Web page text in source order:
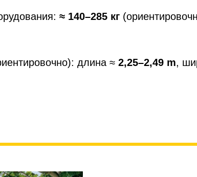
≈ 140–285 кг
длина ≈ 2,25–2,49 m,